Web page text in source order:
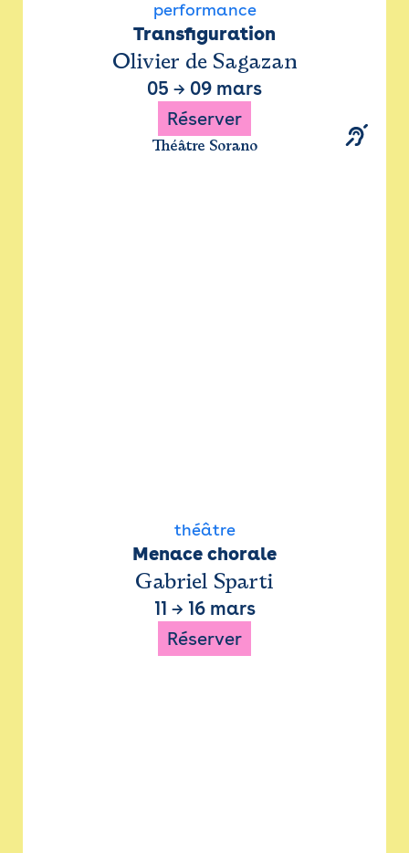
performance
Transfiguration
Olivier de Sagazan
05 → 09 mars
Réserver
Théâtre Sorano
théâtre
Menace chorale
Gabriel Sparti
11 → 16 mars
Réserver